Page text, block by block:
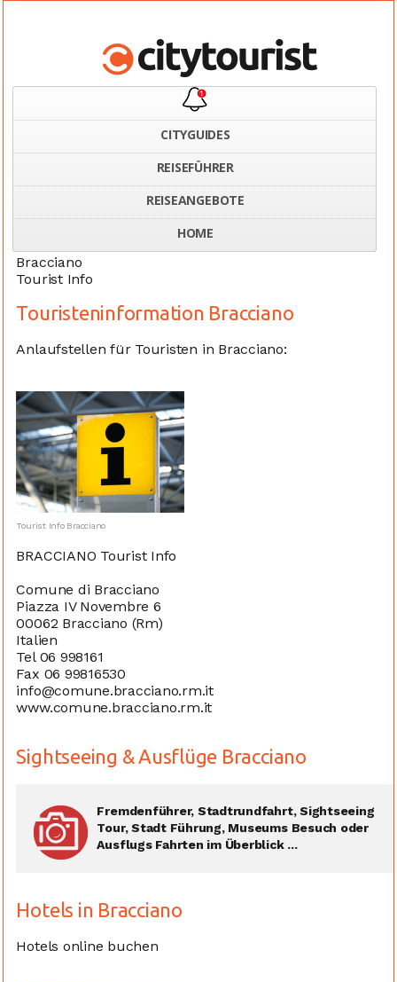
CITYGUIDES
REISEFÜHRER
REISEANGEBOTE
HOME
Touristeninformation Bracciano
Bracciano
Tourist Info
Touristeninformation Bracciano
Anlaufstellen für Touristen in Bracciano:
Tourist Info Bracciano
BRACCIANO Tourist Info
Comune di Bracciano
Piazza IV Novembre 6
00062 Bracciano (Rm)
Italien
Tel 06 998161
Fax 06 99816530
info@comune.bracciano.rm.it
www.comune.bracciano.rm.it
Sightseeing & Ausflüge Bracciano
Fremdenführer, Stadtrundfahrt, Sightseeing
Tour, Stadt Führung, Museums Besuch oder
Ausflugs Fahrten im Überblick ...
Hotels in Bracciano
Hotels online buchen